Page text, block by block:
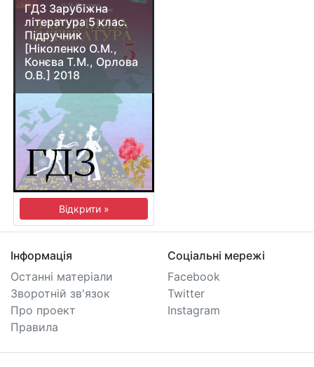
ГДЗ Зарубіжна
література 5 клас.
Підручник
[Ніколенко О.М.,
Конєва Т.М., Орлова
О.В.] 2018
Відкрити »
Інформація
Останні матеріали
Зворотній зв'язок
Про проект
Правила
Соціальні мережі
Facebook
Twitter
Instagram